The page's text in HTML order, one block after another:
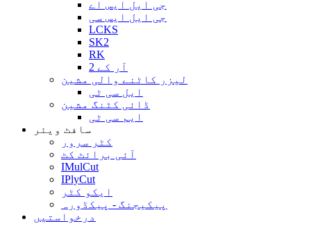
جی ایل ایس اے
جی ایل ایس سی
LCKS
SK2
RK
آر کے 2
لیزر کاٹنے والی مشین
ایل سی ٹی
ڈائی کٹنگ مشین
ایم سی ٹی
سافٹ ویئر
کٹر سرور
آئی برائٹ کٹ
IMulCut
IPlyCut
ایکو کٹر
پیکیجنگ - پیکڈورہ
درخواستیں